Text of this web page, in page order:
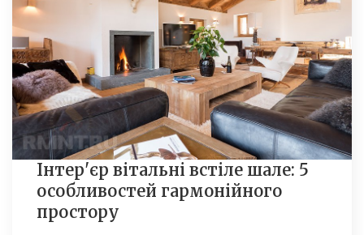
Інтер'єр вітальні встіле шале: 5
особливостей гармонійного
простору